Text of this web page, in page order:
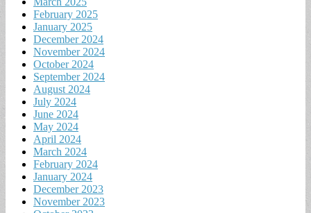
February 2025
January 2025
December 2024
November 2024
October 2024
September 2024
August 2024
July 2024
June 2024
May 2024
April 2024
March 2024
February 2024
January 2024
December 2023
November 2023